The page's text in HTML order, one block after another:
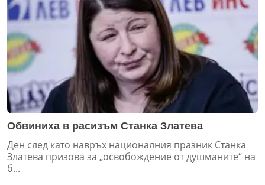
Обвиниха в расизъм Станка Златева
Ден след като навръх националния празник Станка
Златева призова за „освобождение от душманите“ на
б...